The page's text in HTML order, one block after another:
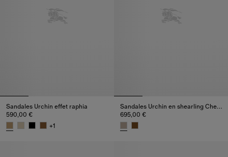
Sandales Urchin effet raphia
590,00 €
+1
Sandales Urchin en shearling Check
695,00 €